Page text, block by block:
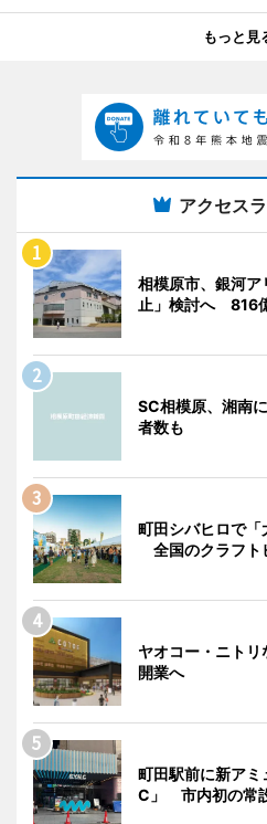
もっと見
アクセス
相模原市、銀河ア
止」検討へ 816
SC相模原、湘南
者数も
町田シバヒロで「
全国のクラフト
ヤオコー・ニト
開業へ
町田駅前に新アミ
C」 市内初の常